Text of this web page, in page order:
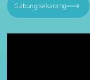
Gabung sekarang